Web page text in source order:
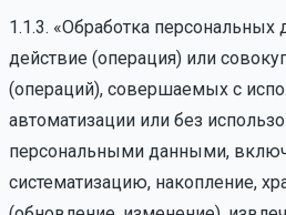
1.1.3. «Обработка
действие (операция) или
(операций), совершаемых с
автоматизации или без
персональными данными,
систематизацию, накопление,